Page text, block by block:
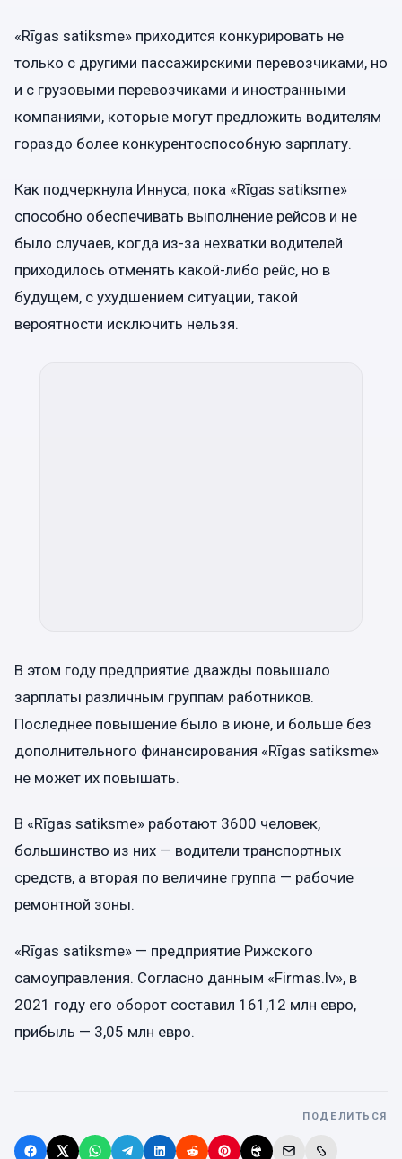
«Rīgas satiksme» приходится конкурировать не
только с другими пассажирскими перевозчиками, но
и с грузовыми перевозчиками и иностранными
компаниями, которые могут предложить водителям
гораздо более конкурентоспособную зарплату.
Как подчеркнула Иннуса, пока «Rīgas satiksme»
способно обеспечивать выполнение рейсов и не
было случаев, когда из-за нехватки водителей
приходилось отменять какой-либо рейс, но в
будущем, с ухудшением ситуации, такой
вероятности исключить нельзя.
В этом году предприятие дважды повышало
зарплаты различным группам работников.
Последнее повышение было в июне, и больше без
дополнительного финансирования «Rīgas satiksme»
не может их повышать.
В «Rīgas satiksme» работают 3600 человек,
большинство из них — водители транспортных
средств, а вторая по величине группа — рабочие
ремонтной зоны.
«Rīgas satiksme» — предприятие Рижского
самоуправления. Согласно данным «Firmas.lv», в
2021 году его оборот составил 161,12 млн евро,
прибыль — 3,05 млн евро.
ПОДЕЛИТЬСЯ